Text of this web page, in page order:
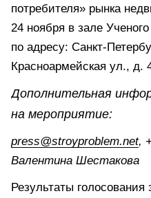
потребителя» рынка
24 ноября в зале
по адресу: Санкт-
Красноармейская ул., д.
Дополнительная
на мероприятие:
press@stroyproblem.net,
Валентина Шестакова
Результаты голосования